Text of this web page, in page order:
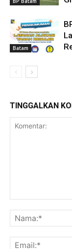
Batam
TINGGALKAN